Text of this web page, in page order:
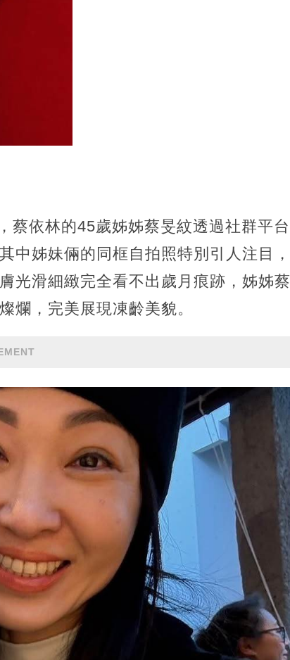
蔡依林的45歲姊姊蔡旻紋透過社群平台
中姊妹倆的同框自拍照特別引人注目，
光滑細緻完全看不出歲月痕跡，姊姊蔡
爛，完美展現凍齡美貌。